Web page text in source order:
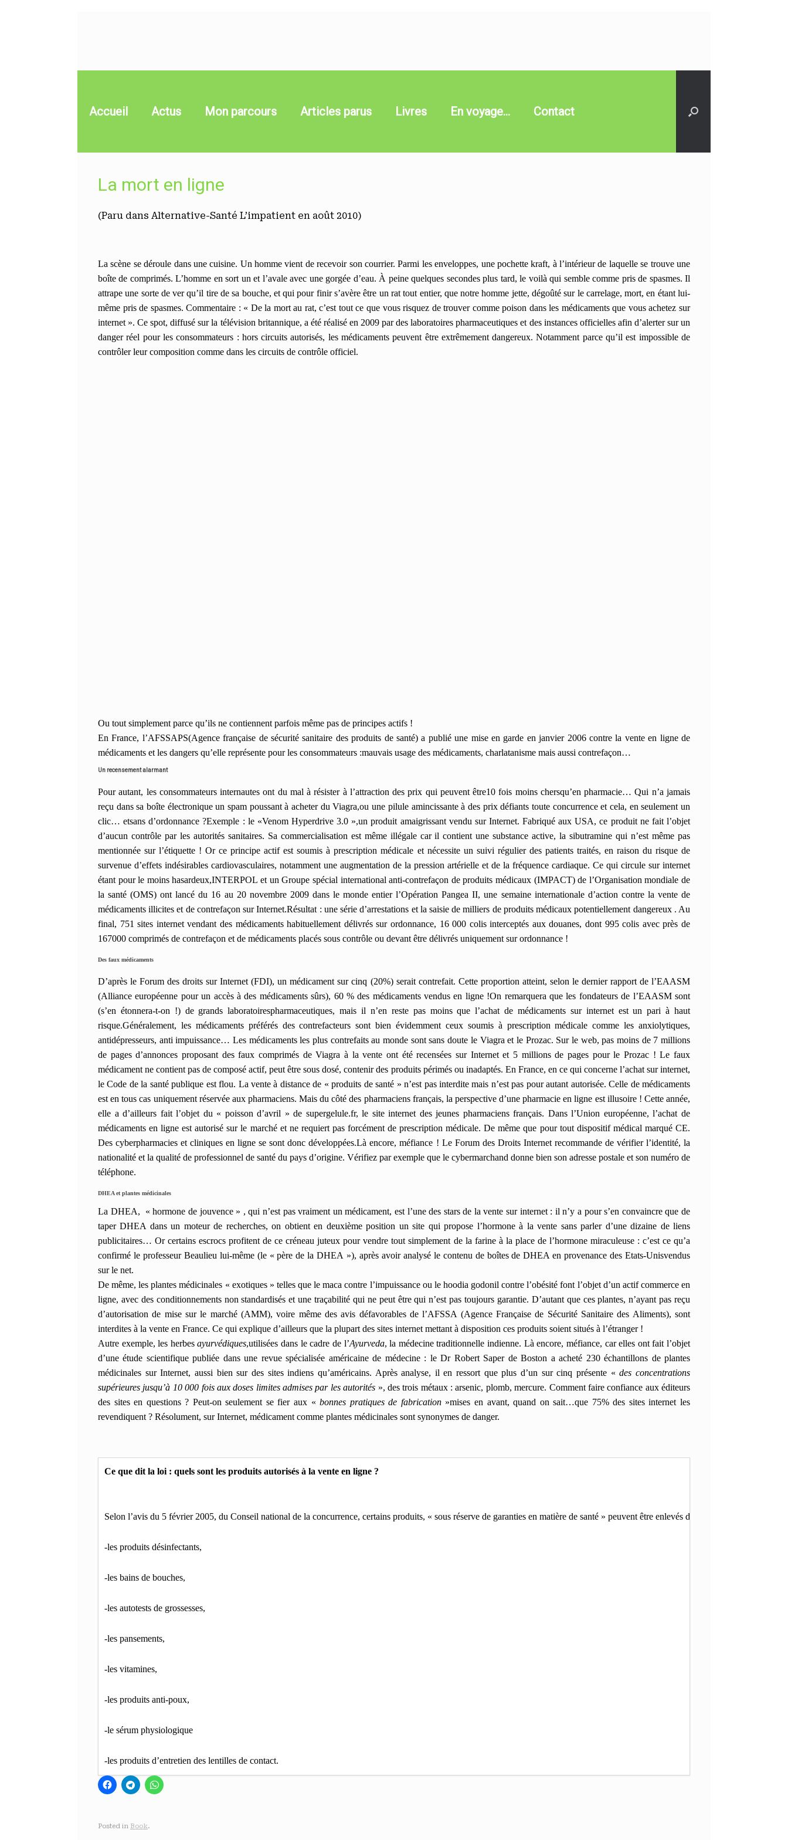
Accueil Actus Mon parcours Articles parus Livres En voyage… Contact
La mort en ligne
(Paru dans Alternative-Santé L’impatient en août 2010)
La scène se déroule dans une cuisine. Un homme vient de recevoir son courrier. Parmi les enveloppes, une pochette kraft, à l’intérieur de laquelle se trouve une
boîte de comprimés. L’homme en sort un et l’avale avec une gorgée d’eau. À peine quelques secondes plus tard, le voilà qui semble comme pris de spasmes. Il
attrape une sorte de ver qu’il tire de sa bouche, et qui pour finir s’avère être un rat tout entier, que notre homme jette, dégoûté sur le carrelage, mort, en étant lui-
même pris de spasmes. Commentaire : « De la mort au rat, c’est tout ce que vous risquez de trouver comme poison dans les médicaments que vous achetez sur
internet ». Ce spot, diffusé sur la télévision britannique, a été réalisé en 2009 par des laboratoires pharmaceutiques et des instances officielles afin d’alerter sur un
danger réel pour les consommateurs : hors circuits autorisés, les médicaments peuvent être extrêmement dangereux. Notamment parce qu’il est impossible de
contrôler leur composition comme dans les circuits de contrôle officiel.
Ou tout simplement parce qu’ils ne contiennent parfois même pas de principes actifs !
En France, l’AFSSAPS(Agence française de sécurité sanitaire des produits de santé) a publié une mise en garde en janvier 2006 contre la vente en ligne de
médicaments et les dangers qu’elle représente pour les consommateurs :mauvais usage des médicaments, charlatanisme mais aussi contrefaçon…
Un recensement alarmant
Pour autant, les consommateurs internautes ont du mal à résister à l’attraction des prix qui peuvent être10 fois moins chersqu’en pharmacie…Qui n’a jamais
reçu dans sa boîte électronique un spam poussant à acheter du Viagra,ou une pilule amincissante à des prix défiants toute concurrence et cela, en seulement un
clic… etsans d’ordonnance ?Exemple : le «Venom Hyperdrive 3.0 »,un produit amaigrissant vendu sur Internet. Fabriqué aux USA, ce produit ne fait l’objet
d’aucun contrôle par les autorités sanitaires. Sa commercialisation est même illégale car il contient une substance active, la sibutramine qui n’est même pas
mentionnée sur l’étiquette ! Or ce principe actif est soumis à prescription médicale et nécessite un suivi régulier des patients traités, en raison du risque de
survenue d’effets indésirables cardiovasculaires, notamment une augmentation de la pression artérielle et de la fréquence cardiaque. Ce qui circule sur internet
étant pour le moins hasardeux,INTERPOL et un Groupe spécial international anti-contrefaçon de produits médicaux (IMPACT) de l’Organisation mondiale de
la santé (OMS) ont lancé du 16 au 20 novembre 2009 dans le monde entier l’Opération Pangea II, une semaine internationale d’action contre la vente de
médicaments illicites et de contrefaçon sur Internet.Résultat : une série d’arrestations et la saisie de milliers de produits médicaux potentiellement dangereux . Au
final, 751 sites internet vendant des médicaments habituellement délivrés sur ordonnance, 16 000 colis interceptés aux douanes, dont 995 colis avec près de
167000 comprimés de contrefaçon et de médicaments placés sous contrôle ou devant être délivrés uniquement sur ordonnance !
Des faux médicaments
D’après le Forum des droits sur Internet (FDI), un médicament sur cinq (20%) serait contrefait. Cette proportion atteint, selon le dernier rapport de l’EAASM
(Alliance européenne pour un accès à des médicaments sûrs), 60 % des médicaments vendus en ligne !On remarquera que les fondateurs de l’EAASM sont
(s’en étonnera-t-on !) de grands laboratoirespharmaceutiques, mais il n’en reste pas moins que l’achat de médicaments sur internet est un pari à haut
risque.Généralement, les médicaments préférés des contrefacteurs sont bien évidemment ceux soumis à prescription médicale comme les anxiolytiques,
antidépresseurs, anti impuissance… Les médicaments les plus contrefaits au monde sont sans doute le Viagra et le Prozac. Sur le web, pas moins de 7 millions
de pages d’annonces proposant des faux comprimés de Viagra à la vente ont été recensées sur Internet et 5 millions de pages pour le Prozac !Le faux
médicament ne contient pas de composé actif, peut être sous dosé, contenir des produits périmés ou inadaptés. En France, en ce qui concerne l’achat sur internet,
le Code de la santé publique est flou. La vente à distance de « produits de santé » n’est pas interdite mais n’est pas pour autant autorisée.Celle de médicaments
est en tous cas uniquement réservée aux pharmaciens. Mais du côté des pharmaciens français, la perspective d’une pharmacie en ligne est illusoire ! Cette année,
elle a d’ailleurs fait l’objet du « poisson d’avril » de supergelule.fr, le site internet des jeunes pharmaciens français. Dans l’Union européenne, l’achat de
médicaments en ligne est autorisé sur le marché et ne requiert pas forcément de prescription médicale. De même que pour tout dispositif médical marqué CE.
Des cyberpharmacies et cliniques en ligne se sont donc développées.Là encore, méfiance ! Le Forum des Droits Internet recommande de vérifier l’identité, la
nationalité et la qualité de professionnel de santé du pays d’origine. Vérifiez par exemple que le cybermarchand donne bien son adresse postale et son numéro de
téléphone.
DHEA et plantes médicinales
La DHEA, « hormone de jouvence » , qui n’est pas vraiment un médicament, est l’une des stars de la vente sur internet : il n’y a pour s’en convaincre que de
taper DHEA dans un moteur de recherches, on obtient en deuxième position un site qui propose l’hormone à la vente sans parler d’une dizaine de liens
publicitaires… Or certains escrocs profitent de ce créneau juteux pour vendre tout simplement de la farine à la place de l’hormone miraculeuse : c’est ce qu’a
confirmé le professeur Beaulieu lui-même (le « père de la DHEA »), après avoir analysé le contenu de boîtes de DHEA en provenance des Etats-Unisvendus
sur le net.
De même, les plantes médicinales « exotiques » telles que le maca contre l’impuissance ou le hoodia godonil contre l’obésité font l’objet d’un actif commerce en
ligne, avec des conditionnements non standardisés et une traçabilité qui ne peut être qui n’est pas toujours garantie. D’autant que ces plantes, n’ayant pas reçu
d’autorisation de mise sur le marché (AMM), voire même des avis défavorables de l’AFSSA (Agence Française de Sécurité Sanitaire des Aliments), sont
interdites à la vente en France. Ce qui explique d’ailleurs que la plupart des sites internet mettant à disposition ces produits soient situés à l’étranger !
Autre exemple, les herbesayurvédiques,utilisées dans le cadre de l’Ayurveda, la médecine traditionnelle indienne. Là encore, méfiance, car elles ont fait l’objet
d’une étude scientifique publiée dans une revue spécialisée américaine de médecine : le Dr Robert Saper de Boston a acheté 230 échantillons de plantes
médicinales sur Internet, aussi bien sur des sites indiens qu’américains. Après analyse, il en ressort que plus d’un sur cinq présente «des concentrations
supérieures jusqu’à 10 000 fois aux doses limites admises par les autorités », des trois métaux : arsenic, plomb, mercure. Comment faire confiance aux éditeurs
des sites en questions ? Peut-on seulement se fier aux «bonnes pratiques de fabrication»mises en avant, quand on sait…que 75% des sites internet les
revendiquent ? Résolument, sur Internet, médicament comme plantes médicinales sont synonymes de danger.
Selon l’avis du 5 février 2005, du Conseil national de la concurrence, certains produits, « sous réserve de garanties en matière de santé » peuvent être enlevés des monopoles
-les produits désinfectants,
-les bains de bouches,
-les autotests de grossesses,
-les pansements,
-les vitamines,
-les produits anti-poux,
-le sérum physiologique
-les produits d’entretien des lentilles de contact.
Posted in Book.